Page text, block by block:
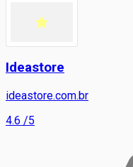
Ideastore
ideastore.com.br
4.6 /5